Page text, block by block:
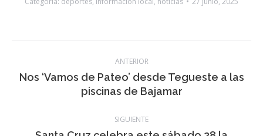
Categoría: deportes Información local noticias 27 junio, 2025
NavegaciónANTERIOR